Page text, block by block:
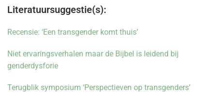
Literatuursuggestie(s):
Recensie: ‘Een transgender komt thuis’
Niet ervaringsverhalen maar de Bijbel is leidend bij
genderdysforie
Terugblik symposium ‘Perspectieven op transgenders’